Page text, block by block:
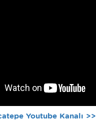
Youtube Kanalı >>